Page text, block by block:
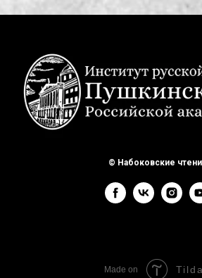
© Набоковские
Made on Tilda